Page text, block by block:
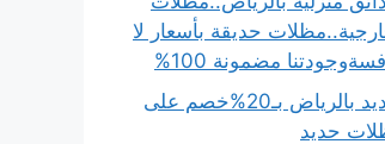
حديقة بأسعار لا
مضمونة 100%
مظلات حديد بالرياض بـ20%خصم على
حديد